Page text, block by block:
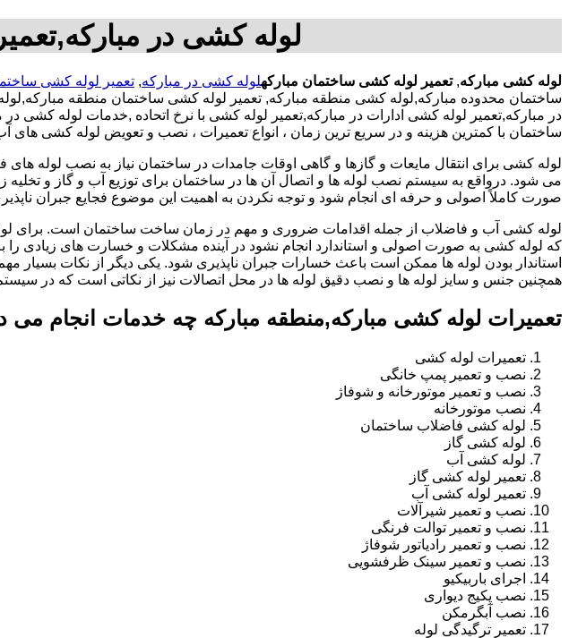
لوله کشی در
لوله کشی مبارکه,تعمیر لوله کشی ساختمان مبارکهلوله کشی در مبارکه, تعمیر لوله کشی
ساختمان محدوده مبارکه,لوله کشی منطقه مبارکه, تعمیر لوله کشی ساختمان منطقه
در مبارکه,تعمیر لوله کشی ادارات در مبارکه,تعمیر لوله کشی با نرخ اتحاده ,خدمات لوله
ساختمان با کمترین هزینه و در سریع ترین زمان ، انواع تعمیرات ، نصب و تعویض لوله کشی
لوله کشی برای انتقال مایعات و گازها و گاهی اوقات جامدات در ساختمان نیاز به نصب لوله
می شود. درواقع به سیستم نصب لوله ها و اتصال آن ها در ساختمان برای توزیع آب و گاز و تخلیه
صورت کاملاً اصولی و حرفه ای انجام شود و توجه نکردن به اهمیت این موضوع فجایع جبران
لوله کشی آب و فاضلاب از جمله اقدامات ضروری و مهم در زمان ساخت ساختمان است. برای
که لوله کشی به صورت اصولی و استاندارد انجام نشود در آینده مشکلات و خسارت های زیادی را
استاندار بودن لوله ها ممکن است باعث خسارات جبران ناپذیری شود. یکی دیگر از نکات
همچنین جنس و سایز لوله ها و نصب دقیق لوله ها در محل اتصالات نیز از نکاتی است که در
تعمیرات لوله کشی مبارکه,منطقه مبارکه چه خدمات انجام می
تعمیرات لوله کشی
نصب و تعمیر پمپ خانگی
نصب و تعمیر موتورخانه و شوفاژ
نصب موتورخانه
لوله کشی فاضلاب ساختمان
لوله کشی گاز
لوله کشی آب
تعمیر لوله کشی گاز
تعمیر لوله کشی آب
نصب و تعمیر شیرآلات
نصب و تعمیر توالت فرنگی
نصب و تعمیر رادیاتور شوفاژ
نصب و تعمیر سینک ظرفشویی
اجرای باربیکیو
نصب پکیج دیواری
نصب آبگرمکن
تعمیر ترگیدگی لوله